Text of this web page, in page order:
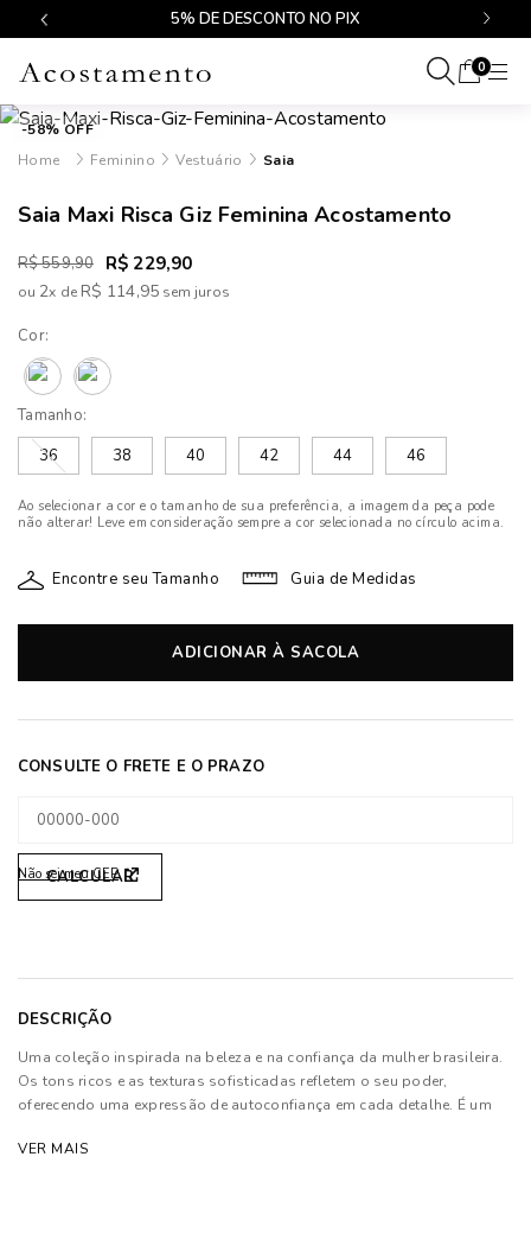
5% DE DESCONTO NO PIX
0
-58% OFF
Feminino
Vestuário Saia
Saia Maxi Risca Giz Feminina Acostamento
R$ 559,90 R$ 229,90
ou 2x deR$ 114,95
Cor:
Tamanho:
36
38 40 42 44 46
Ao selecionar a cor e o tamanho de sua preferência, a imagem da peça pode
não alterar! Leve em consideração sempre a cor selecionada no círculo acima.
Encontre seu Tamanho Guia de Medidas
ADICIONAR À SACOLA
Não sei meu CEP
DESCRIÇÃO
Uma coleção inspirada na beleza e na confiança da mulher brasileira.
Os tons ricos e as texturas sofisticadas refletem o seu poder,
oferecendo uma expressão de autoconfiança em cada detalhe. É um
VER MAIS